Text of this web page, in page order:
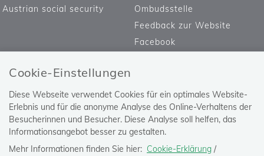
Cookie-Einstellungen
Diese Webseite verwendet Cookies für ein optimales Website-
Erlebnis und für die anonyme Analyse des Online-Verhaltens der
Besucherinnen und Besucher. Diese Analyse soll helfen, das
Informationsangebot besser zu gestalten.
Mehr Informationen finden Sie hier: Cookie-Erklärung /
Austrian social security
Ombudsstelle
Feedback zur Website
Facebook